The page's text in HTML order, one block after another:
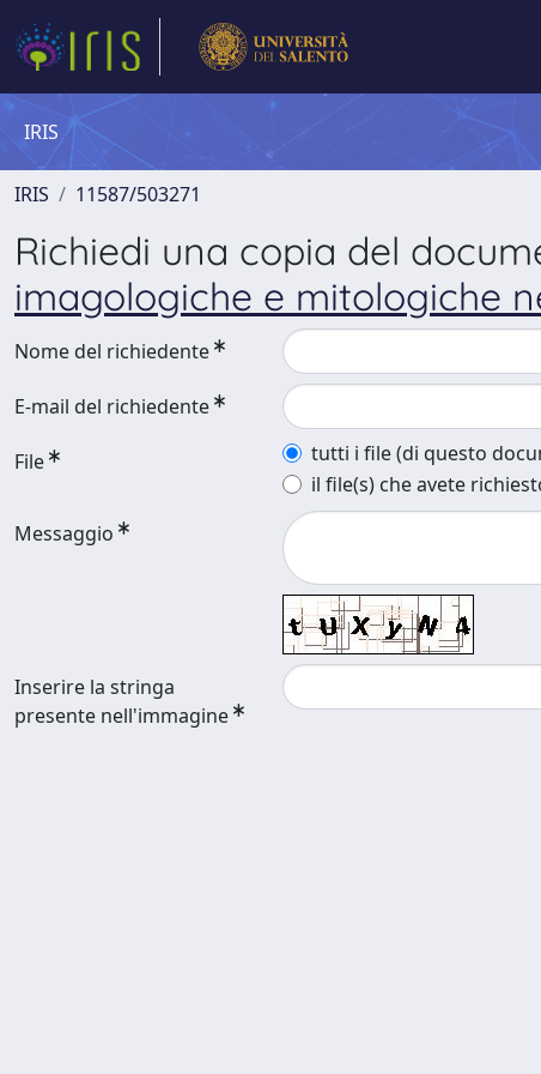
IRIS
IRIS 11587/503271
Richiedi una copia del
imagologiche e mitologiche
Nome del richiedente
E-mail del richiedente
File
tutti i file (di questo
il file(s) che avete
Messaggio
Inserire la stringa
presente nell'immagine